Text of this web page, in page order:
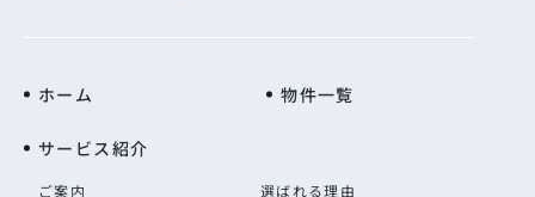
ホーム 物件一覧
サービス紹介
ご案内 選ばれる理由